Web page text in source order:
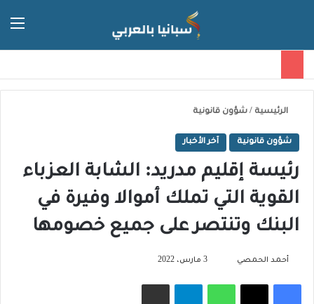
الرئيسية / شؤون قانونية
شؤون قانونية آخر الأخبار
رئيسة إقليم مدريد: الشابة العزباء
القوية التي تملك أموالا وفيرة في
البنك وتنتصر على جميع خصومها
أحمد الحمصي 3 مارس، 2022
فيسبوك‫X واتساب تيلقرام مشاركة عبر البريد